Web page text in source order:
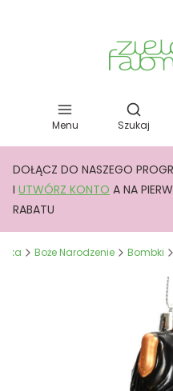
Menu
Otwórz
Szukaj
DOŁĄCZ DO NASZEGO
I UTWÓRZ KONTO A NA
RABATU
Boże Narodzenie Bombki